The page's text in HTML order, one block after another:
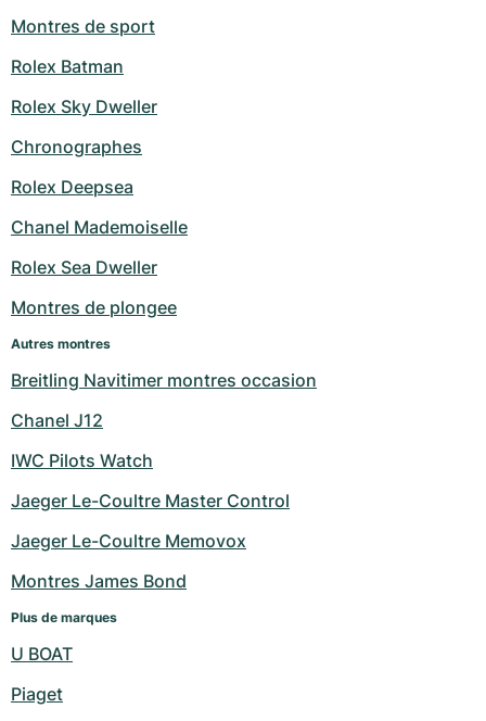
Montres de sport
Rolex Batman
Rolex Sky Dweller
Chronographes
Rolex Deepsea
Chanel Mademoiselle
Rolex Sea Dweller
Montres de plongee
Autres montres
Breitling Navitimer montres occasion
Chanel J12
IWC Pilots Watch
Jaeger Le-Coultre Master Control
Jaeger Le-Coultre Memovox
Montres James Bond
Plus de marques
U BOAT
Piaget